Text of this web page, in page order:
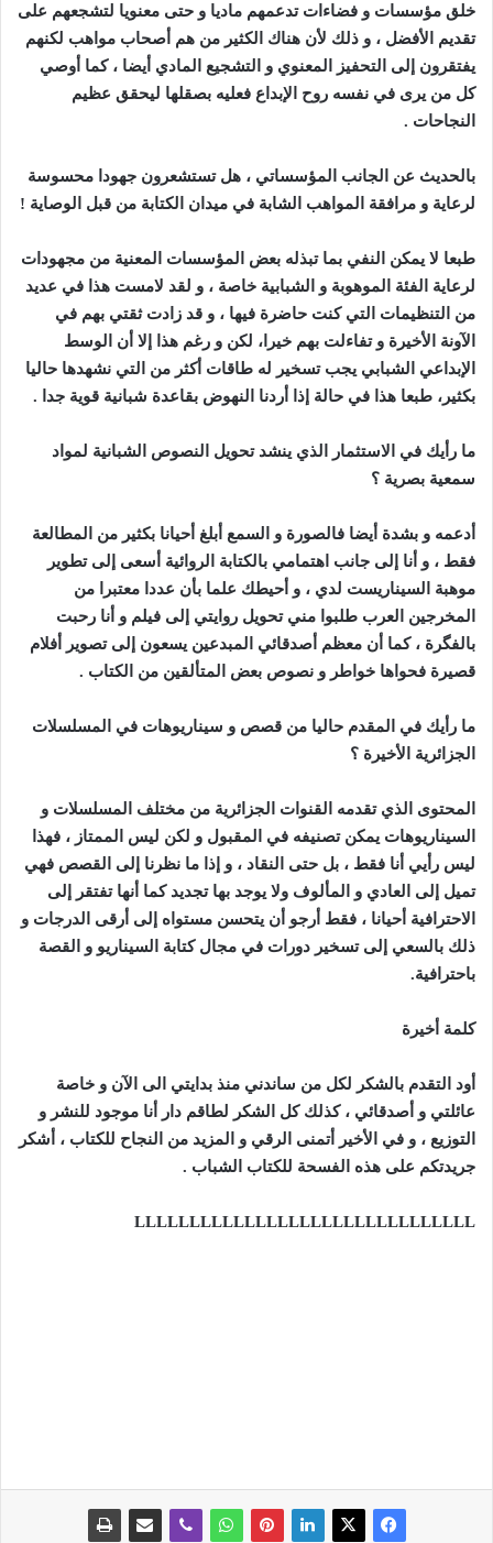
خلق مؤسسات و فضاءات تدعمهم ماديا و حتى معنويا لتشجعهم على
تقديم الأفضل ، و ذلك لأن هناك الكثير من هم أصحاب مواهب لكنهم
يفتقرون إلى التحفيز المعنوي و التشجيع المادي أيضا ، كما أوصي
كل من يرى في نفسه روح الإبداع فعليه بصقلها ليحقق عظيم
النجاحات .
بالحديث عن الجانب المؤسساتي ، هل تستشعرون جهودا محسوسة
لرعاية و مرافقة المواهب الشابة في ميدان الكتابة من قبل الوصاية !
طبعا لا يمكن النفي بما تبذله بعض المؤسسات المعنية من مجهودات
لرعاية الفئة الموهوبة و الشبابية خاصة ، و لقد لامست هذا في عديد
من التنظيمات التي كنت حاضرة فيها ، و قد زادت ثقتي بهم في
الآونة الأخيرة و تفاءلت بهم خيرا، لكن و رغم هذا إلا أن الوسط
الإبداعي الشبابي يجب تسخير له طاقات أكثر من التي نشهدها حاليا
بكثير، طبعا هذا في حالة إذا أردنا النهوض بقاعدة شبانية قوية جدا
.
ما رأيك في الاستثمار الذي ينشد تحويل النصوص الشبانية لمواد
سمعية بصرية ؟
أدعمه و بشدة أيضا فالصورة و السمع أبلغ أحيانا بكثير من المطالعة
فقط ، و أنا إلى جانب اهتمامي بالكتابة الروائية أسعى إلى تطوير
موهبة السيناريست لدي ، و أحيطك علما بأن عددا معتبرا من
المخرجين العرب طلبوا مني تحويل روايتي إلى فيلم و أنا رحبت
بالفگرة ، كما أن معظم أصدقائي المبدعين يسعون إلى تصوير أفلام
قصيرة فحواها خواطر و نصوص بعض المتألقين من الكتاب .
ما رأيك في المقدم حاليا من قصص و سيناريوهات في المسلسلات
الجزائرية الأخيرة ؟
المحتوى الذي تقدمه القنوات الجزائرية من مختلف المسلسلات و
السيناريوهات يمكن تصنيفه في المقبول و لكن ليس الممتاز ، فهذا
ليس رأيي أنا فقط ، بل حتى النقاد ، و إذا ما نظرنا إلى القصص فهي
تميل إلى العادي و المألوف ولا يوجد بها تجديد كما أنها تفتقر إلى
الاحترافية أحيانا ، فقط أرجو أن يتحسن مستواه إلى أرقى الدرجات و
ذلك بالسعي إلى تسخير دورات في مجال كتابة السيناريو و القصة
باحترافية.
كلمة أخيرة
أود التقدم بالشكر لكل من ساندني منذ بدايتي الى الآن و خاصة
عائلتي و أصدقائي ، كذلك كل الشكر لطاقم دار أنا موجود للنشر و
التوزيع ، و في الأخير أتمنى الرقي و المزيد من النجاح للكتاب ، أشكر
جريدتكم على هذه الفسحة للكتاب الشباب .
LLLLLLLLLLLLLLLLLLLLLLLLLLLLLLL